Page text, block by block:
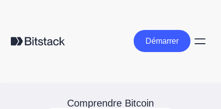
Démarrer
Démarrer
Comprendre Bitcoin